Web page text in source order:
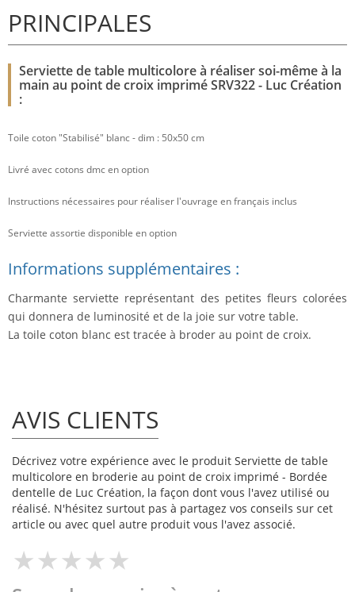
PRINCIPALES
Serviette de table multicolore à réaliser soi-même à la
main au point de croix imprimé SRV322 - Luc Création
:
Toile coton "Stabilisé" blanc - dim : 50x50 cm
Livré avec cotons dmc en option
Instructions nécessaires pour réaliser l'ouvrage en français inclus
Serviette assortie disponible en option
Informations supplémentaires :
Charmante serviette représentant des petites fleurs colorées
qui donnera de luminosité et de la joie sur votre table.
La toile coton blanc est tracée à broder au point de croix.
AVIS CLIENTS
Décrivez votre expérience avec le produit Serviette de table
multicolore en broderie au point de croix imprimé - Bordée
dentelle de Luc Création, la façon dont vous l'avez utilisé ou
réalisé. N'hésitez surtout pas à partagez vos conseils sur cet
article ou avec quel autre produit vous l'avez associé.